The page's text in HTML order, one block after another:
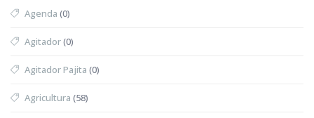
Agenda (0)
Agitador(0)
Agitador Pajita (0)
Agricultura (58)